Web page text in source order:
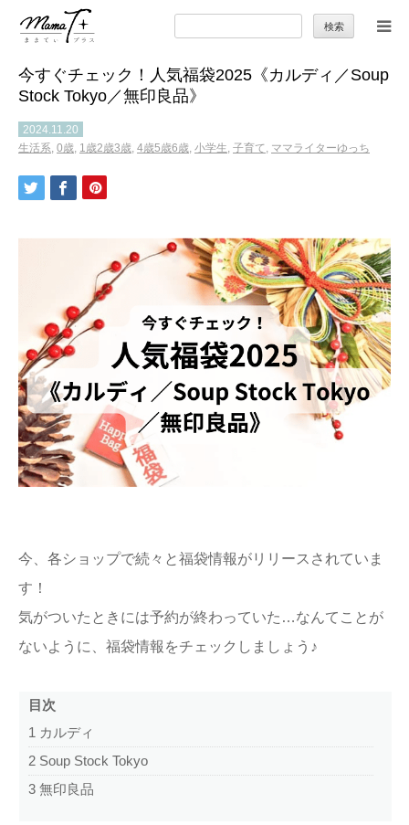
索:
今すぐチェック！人気福袋2025《カルディ／Soup
Stock Tokyo／無印良品》
2024.11.20
生活系, 0歳, 1歳2歳3歳, 4歳5歳6歳, 小学生, 子育て, ママライターゆっち
今、各ショップで続々と福袋情報がリリースされていま
す！
気がついたときには予約が終わっていた…なんてことが
ないように、福袋情報をチェックしましょう♪
目次
1 カルディ
2 Soup Stock Tokyo
3 無印良品
トップ
ママのカラダとココロ
セカンドキャリア
子育て
季節の行事やお出かけ
特集
ままてぃ編集部